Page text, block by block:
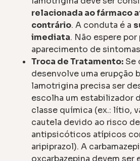
relacionada ao fármaco
contrário. A conduta é a
imediata. Não espere por
aparecimento de
Troca de Tratamento: Se
desenvolve uma erupção
lamotrigina precisa ser
escolha um estabilizador
classe química (ex.: lítio,
cautela devido ao risco
antipsicóticos atípicos
aripiprazol). A
oxcarbazepina devem ser